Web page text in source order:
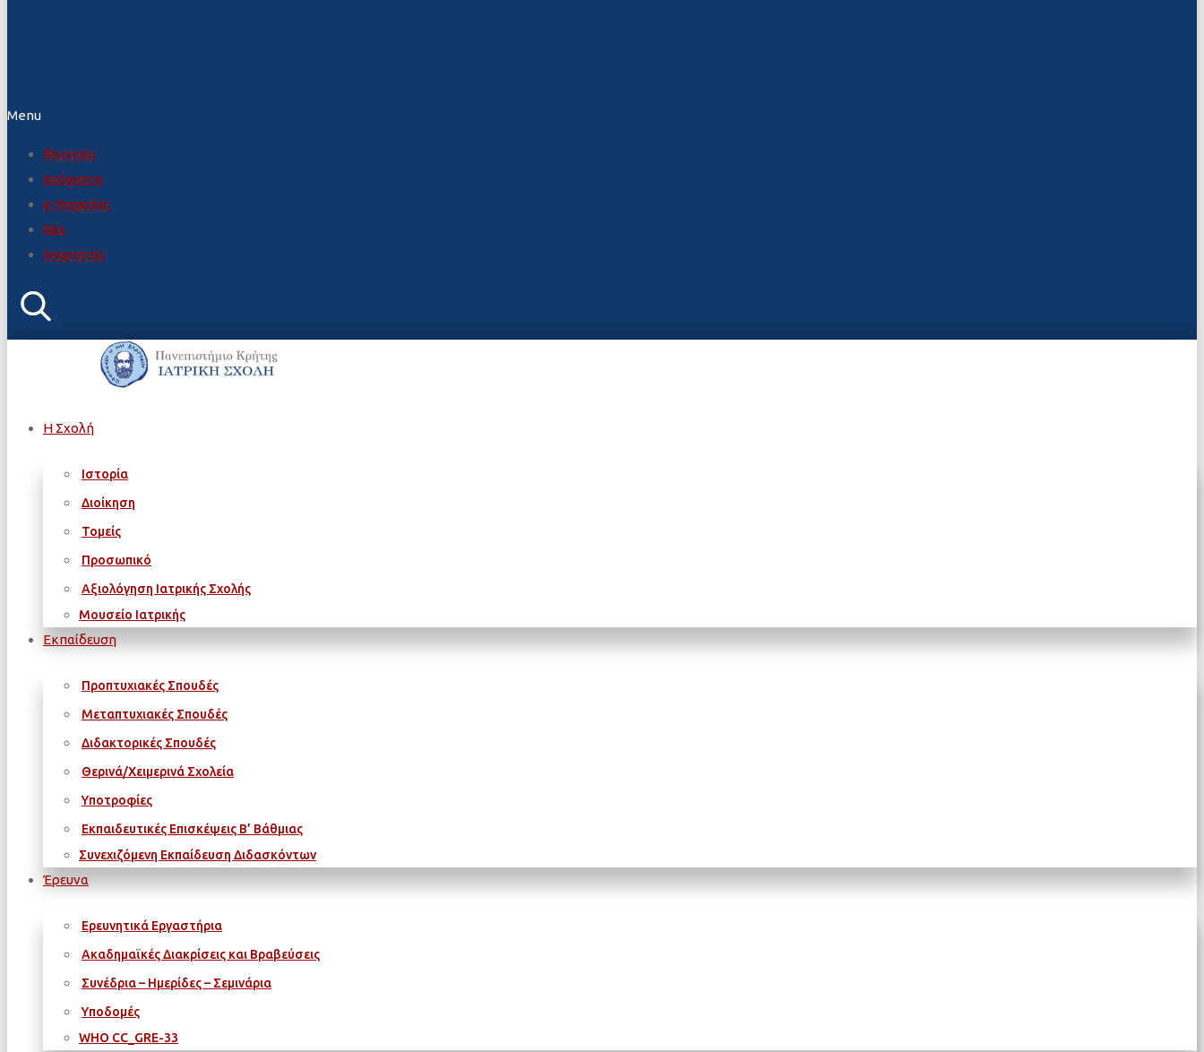
Menu
Φοιτητές
Απόφοιτοι
e-Υπηρεσίες
Νέα
Αναρτητέα
Η Σχολή
Ιστορία
Διοίκηση
Τομείς
Προσωπικό
Αξιολόγηση Ιατρικής Σχολής
Μουσείο Ιατρικής
Εκπαίδευση
Προπτυχιακές Σπουδές
Μεταπτυχιακές Σπουδές
Διδακτορικές Σπουδές
Θερινά/Χειμερινά Σχολεία
Υποτροφίες
Εκπαιδευτικές Επισκέψεις Β’ Βάθμιας
Συνεχιζόμενη Εκπαίδευση Διδασκόντων
Έρευνα
Ερευνητικά Εργαστήρια
Ακαδημαϊκές Διακρίσεις και Βραβεύσεις
Συνέδρια – Ημερίδες – Σεμινάρια
Υποδομές
WΗΟ CC_GRE-33